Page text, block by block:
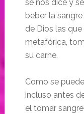
se nos dice y
beber la
de Dios las
metafórica,
su carne.
Como se
incluso antes
el tomar